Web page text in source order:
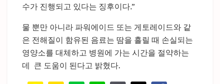
수가 진행되고 있다는 징후이다.”
물 뿐만 아니라 파워에이드 또는 게토레이드와 같
은 전해질이 함유된 음료는 땀을 흘릴 때 손실되는
영양소를 대체하고 병원에 가는 시간을 절약하는
데 큰 도움이 된다고 밝혔다.